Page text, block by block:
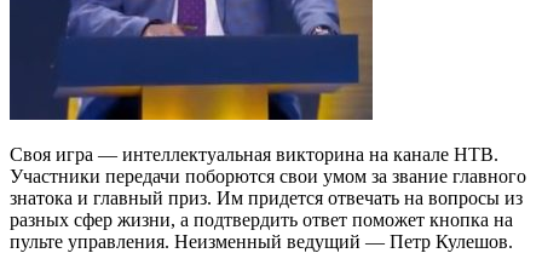
Своя игра — интеллектуальная викторина на канале НТВ.
Участники передачи поборются свои умом за звание главного
знатока и главный приз. Им придется отвечать на вопросы из
разных сфер жизни, а подтвердить ответ поможет кнопка на
пульте управления. Неизменный ведущий — Петр Кулешов.